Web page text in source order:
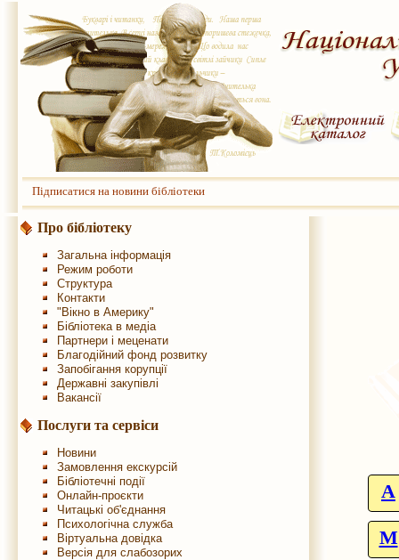
Підписатися на новини бібліотеки
Про бібліотеку
Загальна інформація
Режим роботи
Структура
Контакти
"Вікно в Америку"
Бібліотека в медіа
Партнери і меценати
Благодійний фонд розвитку
Запобігання корупції
Державні закупівлі
Вакансії
Послуги та сервіси
Новини
Замовлення екскурсій
Бібліотечні події
Онлайн-проєкти
Читацькі об'єднання
Психологічна служба
Віртуальна довідка
Версія для слабозорих
A
М